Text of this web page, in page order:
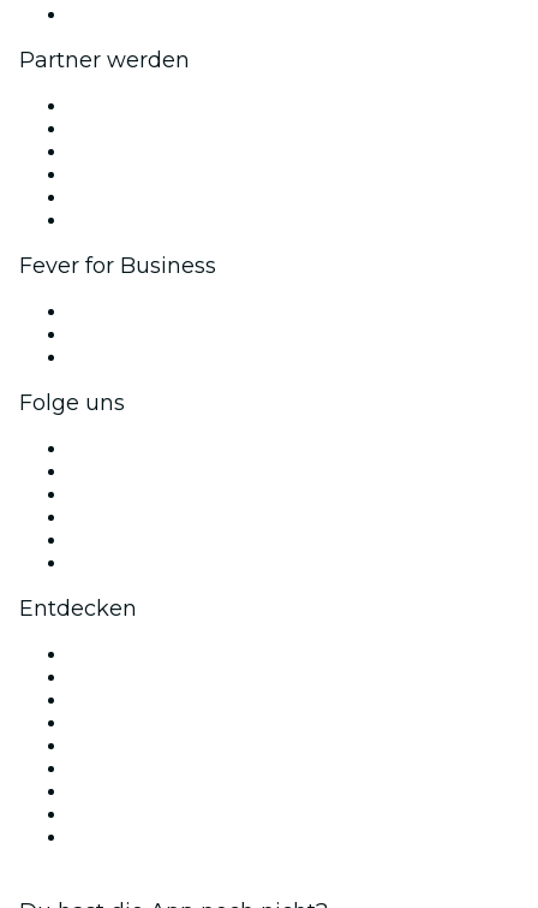
Partner werden
Fever for Business
Folge uns
Entdecken